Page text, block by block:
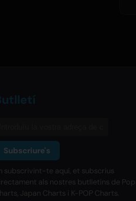
Subscriure's
subscrivint-te aquí, et subscrius
als nostres butlletins de Pop
Japan Charts i K-POP Charts.